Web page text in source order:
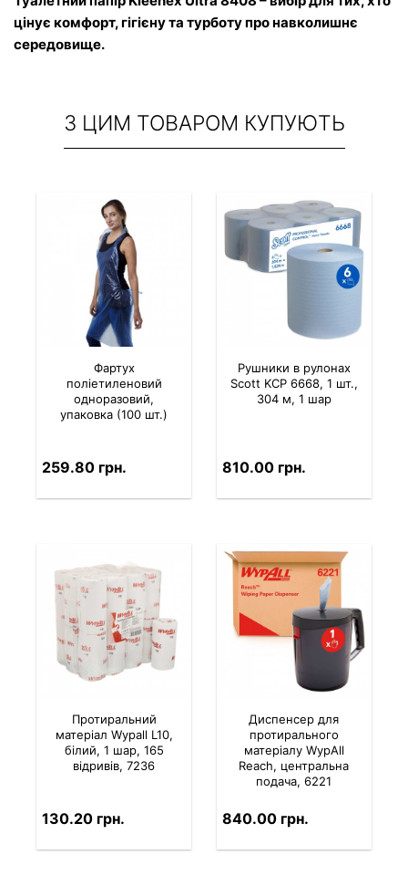
цінує комфорт, гігієну та турботу про навколишнє
середовище.
З ЦИМ ТОВАРОМ КУПУЮТЬ
Фартух
поліетиленовий
одноразовий,
упаковка (100 шт.)
259.80 грн.
Рушники в рулонах
Scott KCP 6668, 1 шт.,
304 м, 1 шар
810.00 грн.
Протиральний
матеріал Wypall L10,
білий, 1 шар, 165
відривів, 7236
130.20 грн.
Диспенсер для
протирального
матеріалу WypAll
Reach, центральна
подача, 6221
840.00 грн.